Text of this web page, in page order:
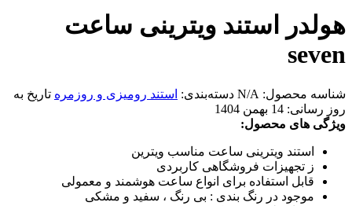
هولدر استند ویترینی ساعت
seven
شناسه محصول: N/A دسته‌بندی: استند رومیزی و روزمره تاریخ به
روز رسانی: 14 بهمن 1404
ویژگی های محصول:
استند ویترینی ساعت مناسب ویترین
ز تجهیزات فروشگاهی کاربردی
قابل استفاده برای انواع ساعت هوشمند و معمولی
موجود در رنگ بندی : بی رنگ ، سفید و مشکی